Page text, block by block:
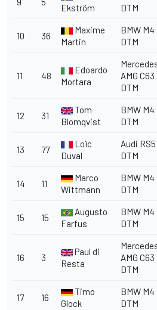
Ekström
DTM
10 36
Maxime
Martin
BMW M4
DTM
11 48
Edoardo
Mortara
AMG C63
DTM
12 31
Tom
Blomqvist
BMW M4
DTM
13 77
Loïc
Duval
Audi RS5
DTM
14 11
Marco
Wittmann
BMW M4
DTM
15 15
Augusto
Farfus
BMW M4
DTM
16 3
Paul di
Resta
AMG C63
DTM
17 16
Timo
Glock
BMW M4
DTM